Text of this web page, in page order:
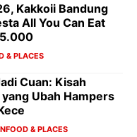
Kakkoii Bandung
All You Can Eat
& PLACES
Cuan: Kisah
Ubah Hampers
FOOD & PLACES